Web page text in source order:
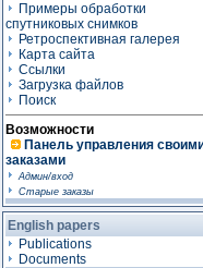
Примеры обработки
спутниковых снимков
Ретроспективная галерея
Карта сайта
Ссылки
Загрузка файлов
Поиск
Возможности
Панель управления
заказами
Админ/вход
Старые заказы
English papers
Publications
Documents